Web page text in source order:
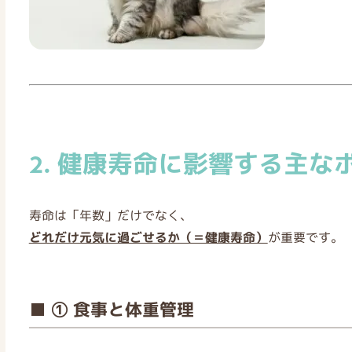
2. 健康寿命に影響する主な
寿命は「年数」だけでなく、
どれだけ元気に過ごせるか（＝健康寿命） が重要です。
■ ① 食事と体重管理